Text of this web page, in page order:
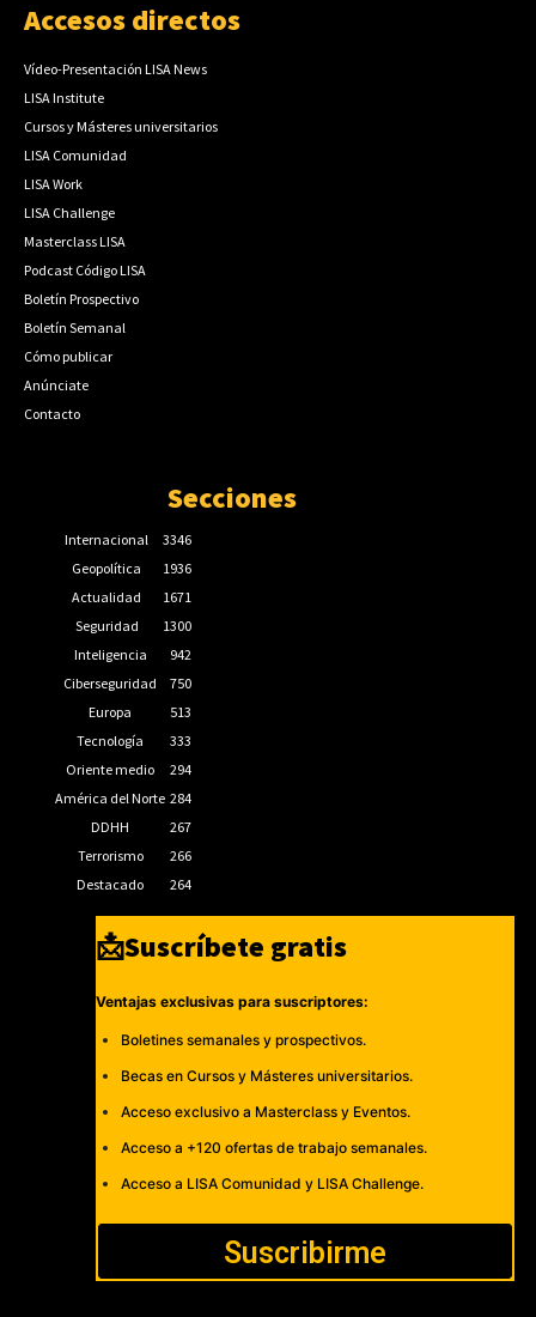
Accesos directos
Vídeo-Presentación LISA News
LISA Institute
Cursos y Másteres universitarios
LISA Comunidad
LISA Work
LISA Challenge
Masterclass LISA
Podcast Código LISA
Boletín Prospectivo
Boletín Semanal
Cómo publicar
Anúnciate
Contacto
Secciones
Internacional
3346
Geopolítica
1936
Actualidad
1671
Seguridad
1300
Inteligencia
942
Ciberseguridad
750
Europa
513
Tecnología
333
Oriente medio
294
América del Norte 284
DDHH
267
Terrorismo
266
Destacado
264
📩Suscríbete gratis
Ventajas exclusivas para suscriptores:
Boletines semanales y prospectivos.
Becas en Cursos y Másteres universitarios.
Acceso exclusivo a Masterclass y Eventos.
Acceso a +120 ofertas de trabajo semanales.
Acceso a LISA Comunidad y LISA Challenge.
Suscribirme